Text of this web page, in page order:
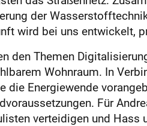
der
wird bei uns entwickelt,
den Themen
Wohnraum. In
die Energiewende
Für
verteidigen und Hass